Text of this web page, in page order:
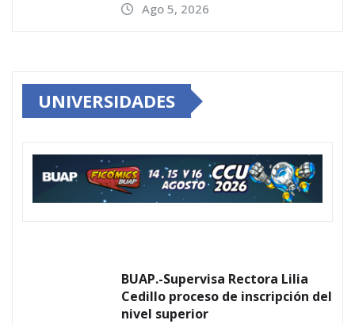
Ago 5, 2026
UNIVERSIDADES
BUAP.-Supervisa Rectora Lilia
Cedillo proceso de inscripción del
nivel superior